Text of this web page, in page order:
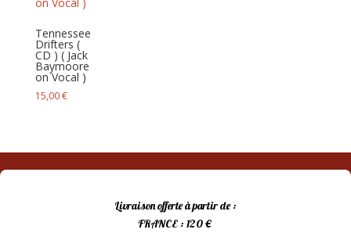
Tennessee
Drifters (
CD ) ( Jack
Baymoore
on Vocal )
15,00€
Livraison offerte à partir de :
FRANCE : 120 €